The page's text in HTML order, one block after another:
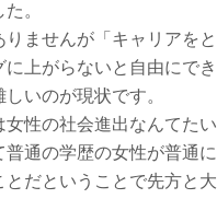
。
ませんが「キャリアをと
上がらないと自由にでき
いのが現状です。
性の社会進出なんてたい
通の学歴の女性が普通に
だということで先方と大